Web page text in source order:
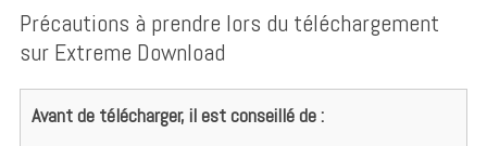
Précautions à prendre lors du téléchargement
sur Extreme Download
Avant de télécharger, il est conseillé de :